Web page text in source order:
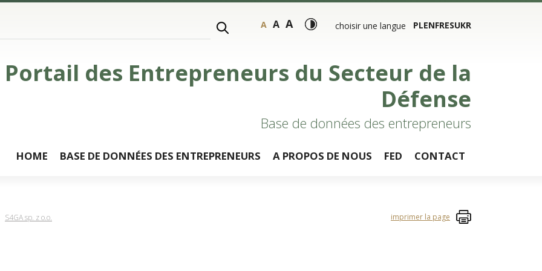
A A A choisir une langue PLENFRESUKR
Portail des Entrepreneurs du Secteur de la
Défense
Base de données des entrepreneurs
HOME BASE DE DONNÉES DES ENTREPRENEURS A PROPOS DE NOUS FED CONTACT
S4GA sp. z o.o. imprimer la page